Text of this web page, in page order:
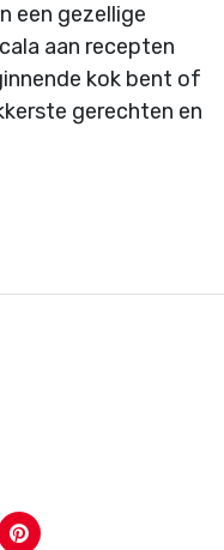
een gezellige
aan recepten
kok bent of
gerechten en